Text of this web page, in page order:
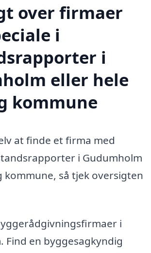
over firmaer
i
i
eller hele
kommune
at finde et firma med
i Gudumholm
kommune, så tjek oversigten
i
Find en byggesagkyndig